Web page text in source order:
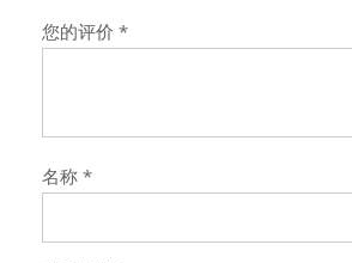
您的评价 *
名称 *